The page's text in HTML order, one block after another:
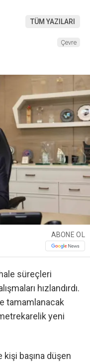
TÜM YAZILARI
Çevre
ABONE OL
süreçleri
hızlandırdı.
tamamlanacak
yeni
başına düşen